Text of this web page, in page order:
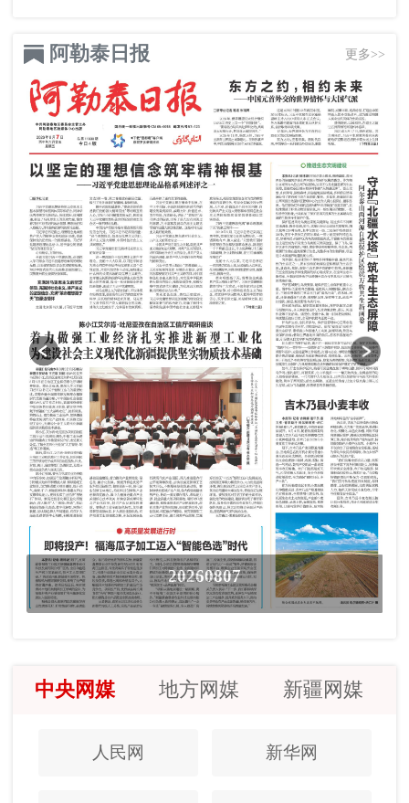
阿勒泰日报 更多>>
20260807
中央网媒 地方网媒 新疆网媒
人民网 新华网